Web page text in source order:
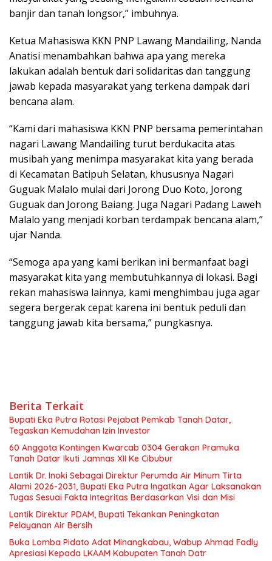
banjir dan tanah longsor,” imbuhnya.
Ketua Mahasiswa KKN PNP Lawang Mandailing, Nanda
Anatisi menambahkan bahwa apa yang mereka
lakukan adalah bentuk dari solidaritas dan tanggung
jawab kepada masyarakat yang terkena dampak dari
bencana alam.
“Kami dari mahasiswa KKN PNP bersama pemerintahan
nagari Lawang Mandailing turut berdukacita atas
musibah yang menimpa masyarakat kita yang berada
di Kecamatan Batipuh Selatan, khususnya Nagari
Guguak Malalo mulai dari Jorong Duo Koto, Jorong
Guguak dan Jorong Baiang. Juga Nagari Padang Laweh
Malalo yang menjadi korban terdampak bencana alam,”
ujar Nanda.
“Semoga apa yang kami berikan ini bermanfaat bagi
masyarakat kita yang membutuhkannya di lokasi. Bagi
rekan mahasiswa lainnya, kami menghimbau juga agar
segera bergerak cepat karena ini bentuk peduli dan
tanggung jawab kita bersama,” pungkasnya.
Berita Terkait
Bupati Eka Putra Rotasi Pejabat Pemkab Tanah Datar,
Tegaskan Kemudahan Izin Investor
60 Anggota Kontingen Kwarcab 0304 Gerakan Pramuka
Tanah Datar Ikuti Jamnas XII Ke Cibubur
Lantik Dr. Inoki Sebagai Direktur Perumda Air Minum Tirta
Alami 2026-2031, Bupati Eka Putra Ingatkan Agar Laksanakan
Tugas Sesuai Fakta Integritas Berdasarkan Visi dan Misi
Lantik Direktur PDAM, Bupati Tekankan Peningkatan
Pelayanan Air Bersih
Buka Lomba Pidato Adat Minangkabau, Wabup Ahmad Fadly
Apresiasi Kepada LKAAM Kabupaten Tanah Datr